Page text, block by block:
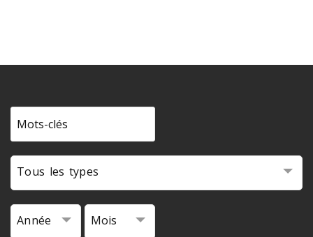
Tous les types
Année Mois